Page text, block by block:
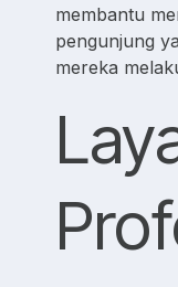
membantu
pengunjung
mereka